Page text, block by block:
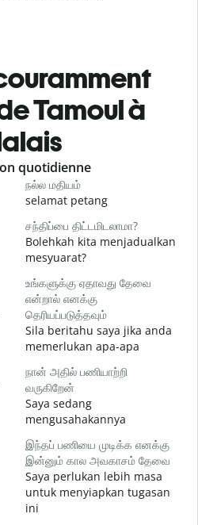
Tamoul à
quotidienne
நல்ல மதியம்
selamat petang
சந்திப்பை திட்டமிடலாமா?
Bolehkah kita menjadualkan
mesyuarat?
உங்களுக்கு ஏதாவது தேவை
என்றால் எனக்கு
தெரியப்படுத்தவும்
Sila beritahu saya jika anda
memerlukan apa-apa
நான் அதில் பணியாற்றி
வருகிறேன்
Saya sedang
mengusahakannya
இந்தப் பணியை முடிக்க எனக்கு
இன்னும் கால அவகாசம் தேவை
Saya perlukan lebih masa
untuk menyiapkan tugasan
ini